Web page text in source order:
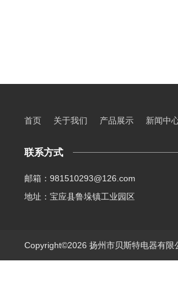
首页 关于我们 产品展示 新闻中
联系方式
邮箱：981510293@126.com
地址：宝应县鲁垛镇工业园区
Copyright©2026 扬州市贝斯特电器有